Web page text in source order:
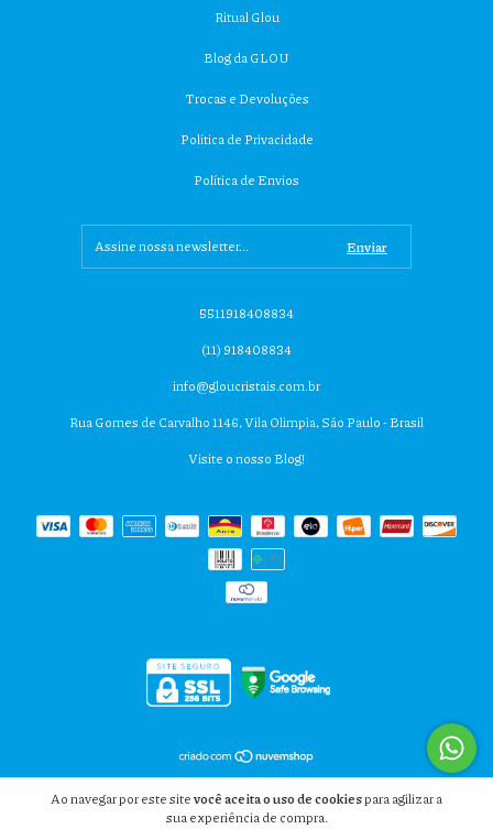
Ao navegar por este sitevocê aceita o uso de cookiespara agilizar a
sua experiência de compra.
Ritual Glou
Blog da GLOU
Trocas e Devoluções
Política de Privacidade
Política de Envios
5511918408834
(11) 918408834
info@gloucristais.com.br
Rua Gomes de Carvalho 1146, Vila Olimpia, São Paulo - Brasil
Visite o nosso Blog!
Copyright GLOU CRISTAIS - 40129549000103 - 2026. Todos os direitos reservados.